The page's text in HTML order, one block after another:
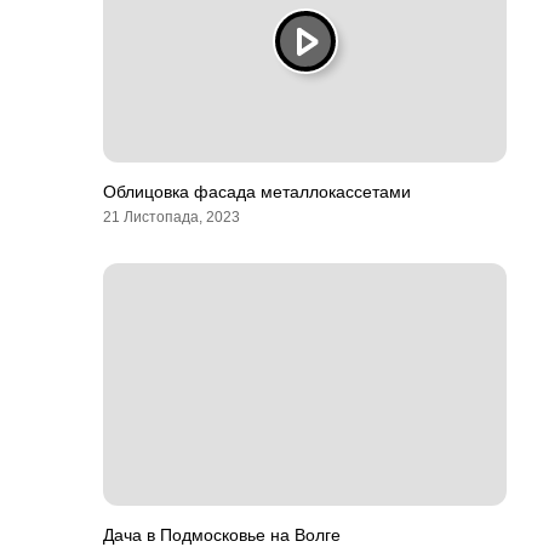
Облицовка фасада металлокассетами
21 Листопада, 2023
Дача в Подмосковье на Волге